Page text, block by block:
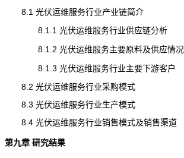
8.1 光伏运维服务行业产业链简介
8.1.1 光伏运维服务行业供应链分析
8.1.2 光伏运维服务主要原料及供应情况
8.1.3 光伏运维服务行业主要下游客户
8.2 光伏运维服务行业采购模式
8.3 光伏运维服务行业生产模式
8.4 光伏运维服务行业销售模式及销售渠道
第九章 研究结果